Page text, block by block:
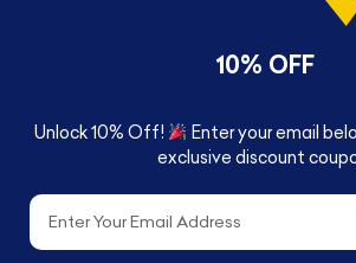
Comes in window-box
BOX CONTENTS
Wonder Woman Pop!
10% OFF
Unlock 10% Off!
Enter your email
exclusive discount
Email